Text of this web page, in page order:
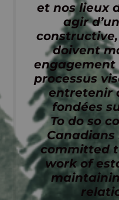
et nos lieux
agir
doivent
engagement
processus
entretenir
fondées
To do so
committed
work of